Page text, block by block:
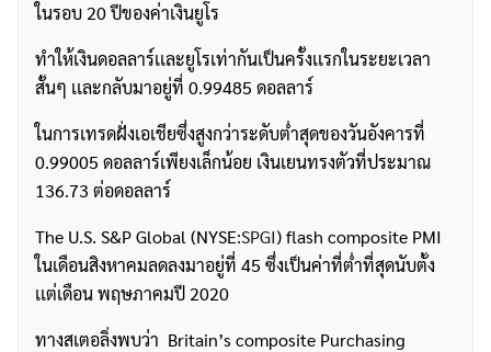
ในรอบ 20 ปีของค่าเงินยูโร
ทำให้เงินดอลลาร์เเละยูโรเท่ากันเป็นครั้งเเรกในระยะเวลา
สั้นๆ เเละกลับมาอยู่ที่ 0.99485 ดอลลาร์
ในการเทรดฝั่งเอเชียซึ่งสูงกว่าระดับต่ำสุดของวันอังคารที่
0.99005 ดอลลาร์เพียงเล็กน้อย เงินเยนทรงตัวที่ประมาณ
136.73 ต่อดอลลาร์
The U.S. S&P Global (NYSE:SPGI) flash composite PMI
ในเดือนสิงหาคมลดลงมาอยู่ที่ 45 ซึ่งเป็นค่าที่ต่ำที่สุดนับตั้ง
เเต่เดือน พฤษภาคมปี 2020
ทางสเตอลิ่งพบว่า Britain’s composite Purchasing